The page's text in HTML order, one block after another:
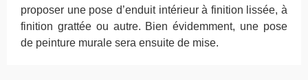
proposer une pose d’enduit intérieur à finition lissée, à
finition grattée ou autre. Bien évidemment, une pose
de peinture murale sera ensuite de mise.